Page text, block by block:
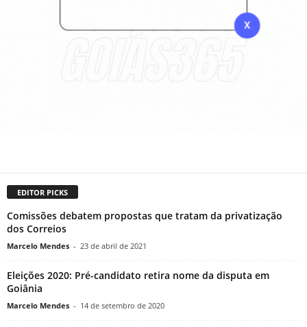
EDITOR PICKS
Comissões debatem propostas que tratam da privatização
dos Correios
Marcelo Mendes - 23 de abril de 2021
Eleições 2020: Pré-candidato retira nome da disputa em
Goiânia
Marcelo Mendes - 14 de setembro de 2020